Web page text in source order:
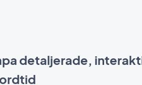
detaljerade,